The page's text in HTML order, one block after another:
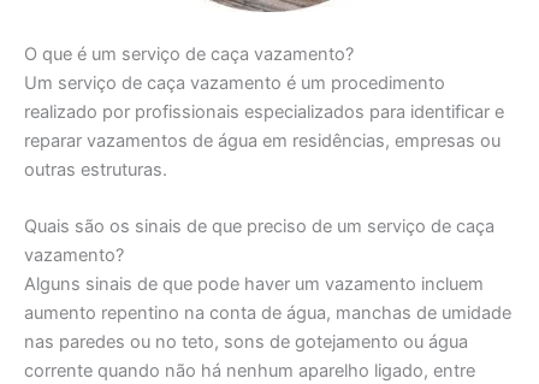
O que é um serviço de caça vazamento?
Um serviço de caça vazamento é um procedimento
realizado por profissionais especializados para identificar e
reparar vazamentos de água em residências, empresas ou
outras estruturas.
Quais são os sinais de que preciso de um serviço de caça
vazamento?
Alguns sinais de que pode haver um vazamento incluem
aumento repentino na conta de água, manchas de umidade
nas paredes ou no teto, sons de gotejamento ou água
corrente quando não há nenhum aparelho ligado, entre